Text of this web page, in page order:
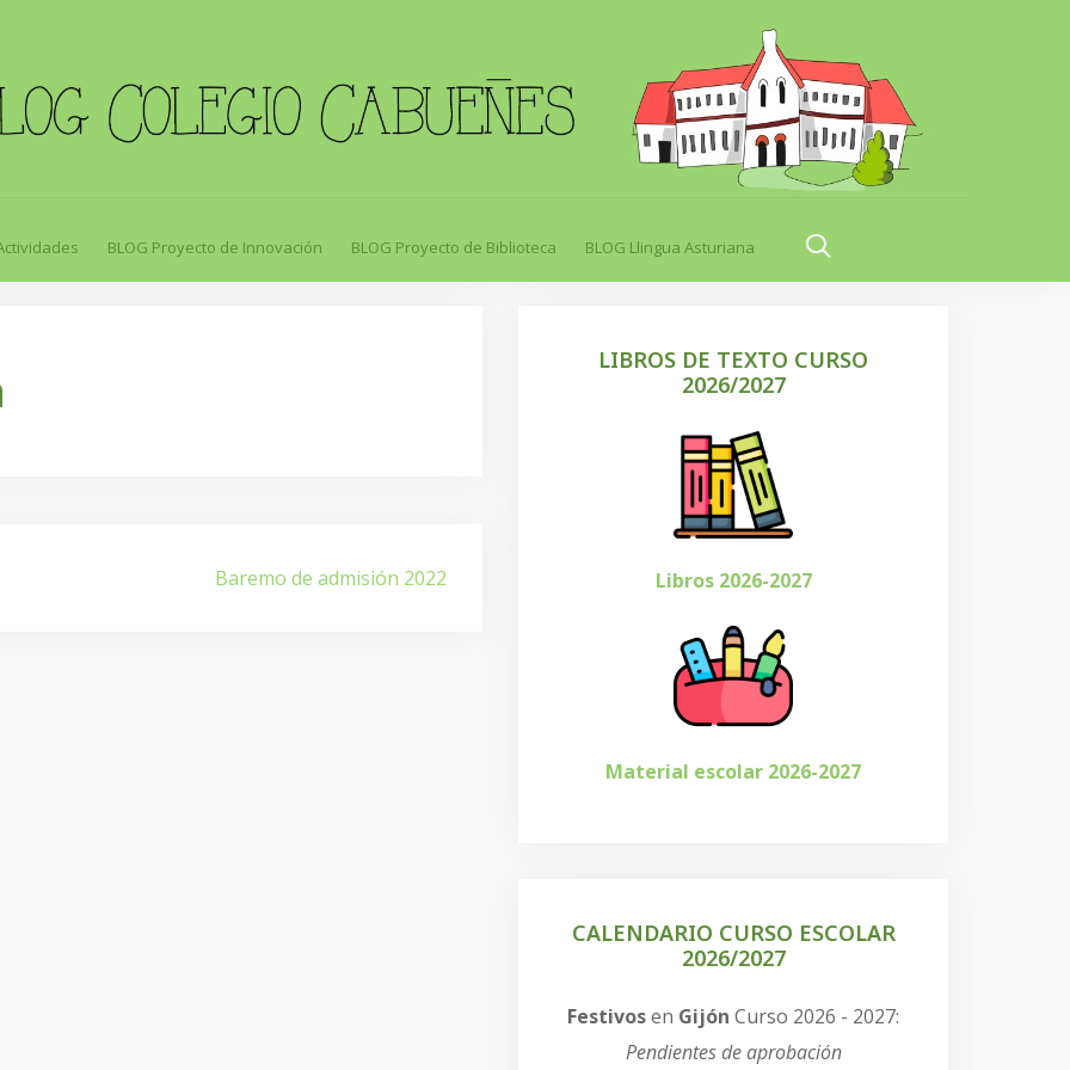
BLOG Proyecto de Innovación BLOG Proyecto de Biblioteca BLOG Llingua Asturiana
Baremo de admisión 2022
LIBROS DE TEXTO CURSO
2026/2027
Libros 2026-2027
Material escolar 2026-2027
CALENDARIO CURSO ESCOLAR
2026/2027
Festivosen Gijón Curso 2026 - 2027:
Pendientes de aprobación